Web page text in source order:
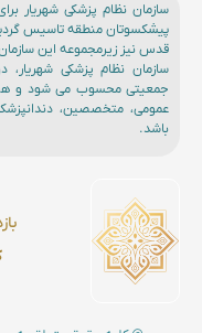
قدس نیز زیرمجموعه این
سازمان نظام پزشکی شهریار،
عمومی، متخصصین،
باشد.